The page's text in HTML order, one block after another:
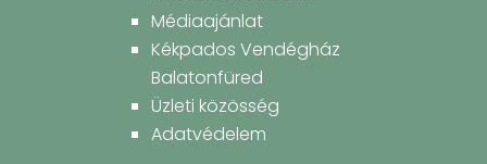
Médiaajánlat
Kékpados Vendégház
Balatonfüred
Üzleti közösség
Adatvédelem